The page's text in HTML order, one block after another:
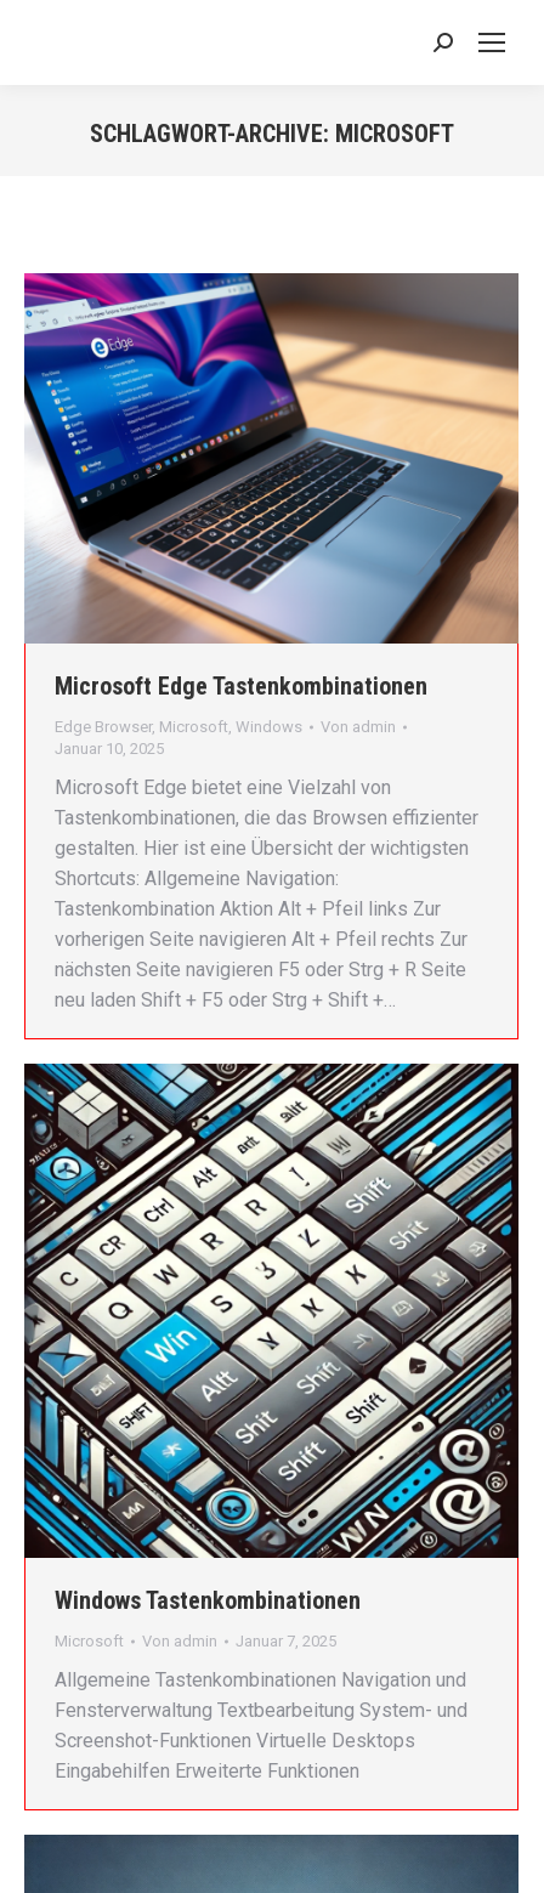
Search:
SCHLAGWORT-ARCHIVE: MICROSOFT
Microsoft Edge Tastenkombinationen
Edge Browser, Microsoft, Windows Von admin
Januar 10, 2025
Microsoft Edge bietet eine Vielzahl von
Tastenkombinationen, die das Browsen effizienter
gestalten. Hier ist eine Übersicht der wichtigsten
Shortcuts: Allgemeine Navigation:
Tastenkombination Aktion Alt + Pfeil links Zur
vorherigen Seite navigieren Alt + Pfeil rechts Zur
nächsten Seite navigieren F5 oder Strg + R Seite
neu laden Shift + F5 oder Strg + Shift +…
Windows Tastenkombinationen
Microsoft Von admin Januar 7, 2025
Allgemeine Tastenkombinationen Navigation und
Fensterverwaltung Textbearbeitung System- und
Screenshot-Funktionen Virtuelle Desktops
Eingabehilfen Erweiterte Funktionen